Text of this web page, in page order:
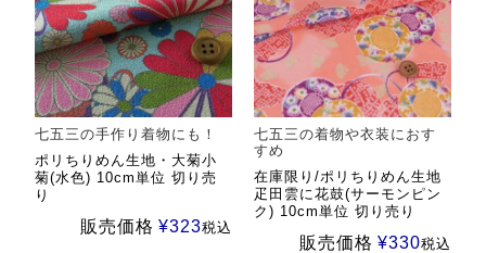
七五三の手作り着物にも！
ポリちりめん生地・大菊小
菊(水色) 10cm単位 切り売
り
販売価格 ¥323税込
七五三の着物や衣装におす
すめ
在庫限り/ポリちりめん生地
疋田雲に花鼓(サーモンピン
ク) 10cm単位 切り売り
販売価格 ¥330税込